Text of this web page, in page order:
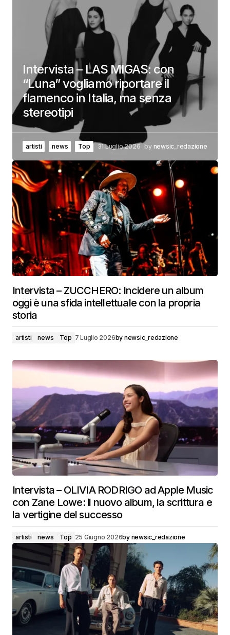
Intervista – LAS MIGAS: con
“Luna” vogliamo riportare il
flamenco in Italia, ma senza
stereotipi
artisti news Top 31 Luglio 2026 by newsic_redazione
Intervista – ZUCCHERO: Incidere un album
oggi è una sfida intellettuale con la propria
storia
artisti news Top 7 Luglio 2026by newsic_redazione
Intervista – OLIVIA RODRIGO ad Apple Music
con Zane Lowe: il nuovo album, la scrittura e
la vertigine del successo
artisti news Top 25 Giugno 2026by newsic_redazione